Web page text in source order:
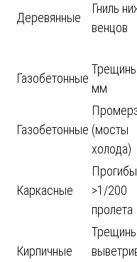
Деревянные
Гниль
венцов
Газобетонные
мм
Газобетонные (мосты
холода)
Каркасные
Прогибы
>1/200
пролета
Кирпичные